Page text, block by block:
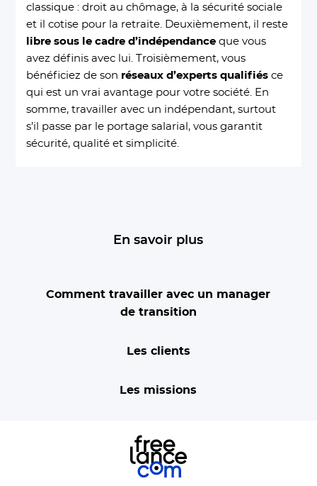
classique : droit au chômage, à la sécurité sociale
et il cotise pour la retraite. Deuxièmement, il reste
libre sous le cadre d’indépendance que vous
avez définis avec lui. Troisièmement, vous
bénéficiez de son réseaux d’experts qualifiés ce
qui est un vrai avantage pour votre société. En
somme, travailler avec un indépendant, surtout
s’il passe par le portage salarial, vous garantit
sécurité, qualité et simplicité.
En savoir plus
Comment travailler avec un manager
de transition
Les clients
Les missions